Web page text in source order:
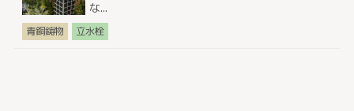
な...
青銅鋳物 立水栓